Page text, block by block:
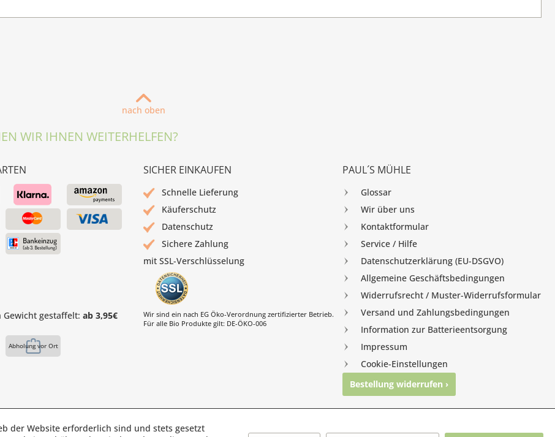
nach oben
WIR IHNEN WEITERHELFEN?
Gewicht gestaffelt: ab 3,95€
Abholung vor Ort
SICHER EINKAUFEN
Schnelle Lieferung
Käuferschutz
Datenschutz
Sichere Zahlung
mit SSL-Verschlüsselung
Wir sind ein nach EG Öko-Verordnung zertifizierter Betrieb.
Für alle Bio Produkte gilt: DE-ÖKO-006
PAUL´S MÜHLE
Glossar
Wir über uns
Kontaktformular
Service / Hilfe
Datenschutzerklärung (EU-DSGVO)
Allgemeine Geschäftsbedingungen
Widerrufsrecht / Muster-Widerrufsformular
Versand und Zahlungsbedingungen
Information zur Batterieentsorgung
Impressum
Cookie-Einstellungen
Bestellung widerrufen ›
Mühle | Inhaber: Christof Paul e.K. | Westring 2 | 45659 Recklinghausen
der Website erforderlich sind und stets gesetzt